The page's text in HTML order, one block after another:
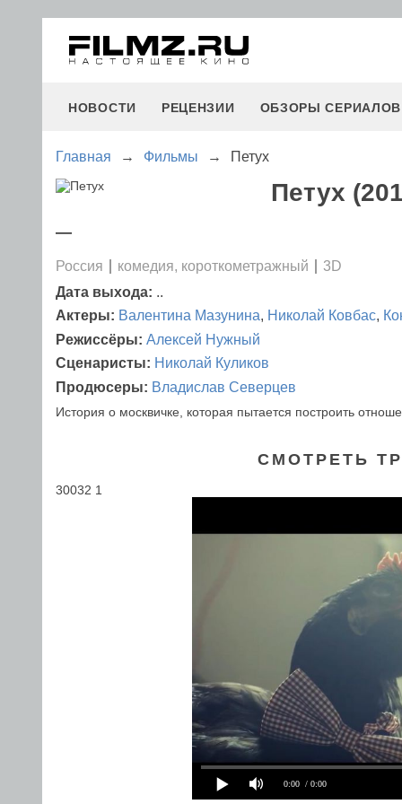
НОВОСТИ РЕЦЕНЗИИ ОБЗОРЫ СЕРИАЛОВ
Главная → Фильмы → Петух
Петух
—
Россия комедия, короткометражный
3D
Дата выхода: ..
Актеры: Валентина Мазунина, Николай Ковбас,
Режиссёры: Алексей Нужный
Сценаристы: Николай Куликов
Продюсеры: Владислав Северцев
История о москвичке, которая пытается построить
СМОТРЕТЬ
30032 1
0:00 / 0:00